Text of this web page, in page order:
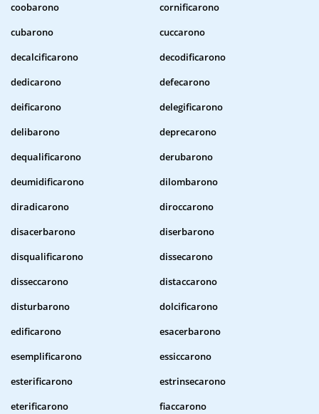
coobarono
cornificarono
cubarono
cuccarono
decalcificarono
decodificarono
dedicarono
defecarono
deificarono
delegificarono
delibarono
deprecarono
dequalificarono
derubarono
deumidificarono
dilombarono
diradicarono
diroccarono
disacerbarono
diserbarono
disqualificarono
dissecarono
disseccarono
distaccarono
disturbarono
dolcificarono
edificarono
esacerbarono
esemplificarono
essiccarono
esterificarono
estrinsecarono
eterificarono
fiaccarono